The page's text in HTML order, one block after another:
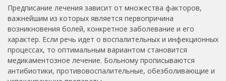
Предписание лечения зависит от множества факторов,
важнейшим из которых является первопричина
возникновения болей, конкретное заболевание и его
характер. Если речь идет о воспалительных и инфекционных
процессах, то оптимальным вариантом становится
медикаментозное лечение. Больному прописываются
антибиотики, противовоспалительные, обезболивающие и